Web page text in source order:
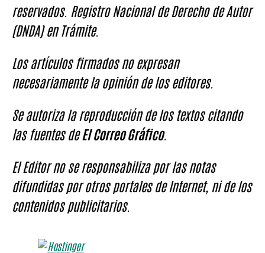
reservados. Registro Nacional de Derecho de Autor
(DNDA) en Trámite.
Los artículos firmados no expresan
necesariamente la opinión de los editores.
Se autoriza la reproducción de los textos citando
las fuentes deEl Correo Gráfico.
El Editor no se responsabiliza por las notas
difundidas por otros portales de Internet, ni de los
contenidos publicitarios.